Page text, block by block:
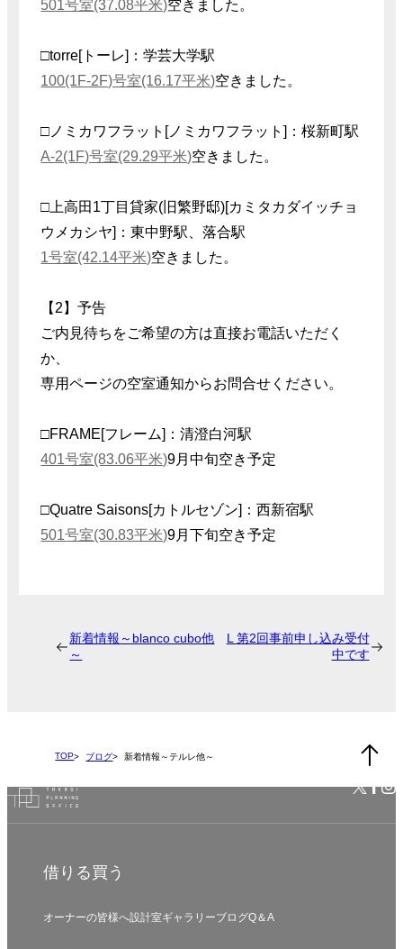
501号室(37.08平米)空きました。
□torre[トーレ]：学芸大学駅
100(1F-2F)号室(16.17平米)空きました。
□ノミカワフラット[ノミカワフラット]：桜新町駅
A-2(1F)号室(29.29平米)空きました。
□上高田1丁目貸家(旧繁野邸)[カミタカダイッチョ
ウメカシヤ]：東中野駅、落合駅
1号室(42.14平米)空きました。
【2】予告
ご内見待ちをご希望の方は直接お電話いただく
か、
専用ページの空室通知からお問合せください。
□FRAME[フレーム]：清澄白河駅
401号室(83.06平米)9月中旬空き予定
□Quatre Saisons[カトルセゾン]：西新宿駅
501号室(30.83平米)9月下旬空き予定
新着情報～blanco cubo他
～
L 第2回事前申し込み受付
中です
TOP ブログ 新着情報～テルレ他～
借りる 買う
オーナーの皆様へ設計室ギャラリーブログQ＆A